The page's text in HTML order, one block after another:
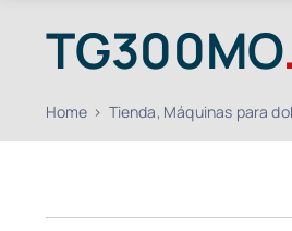
TG300MO.
Home Tienda Máquinas para